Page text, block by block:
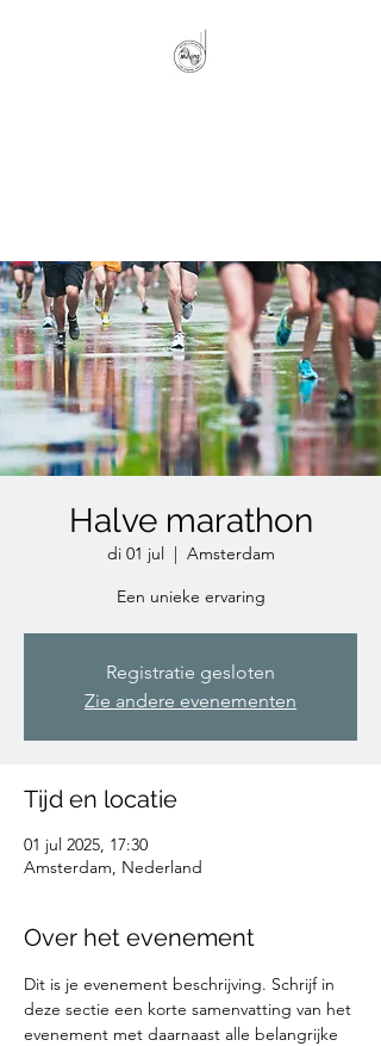
Halve marathon
di 01 jul
  |
Amsterdam
Een unieke ervaring
Registratie gesloten
Zie andere evenementen
Tijd en locatie
01 jul 2025, 17:30
Amsterdam, Nederland
Over het evenement
Dit is je evenement beschrijving. Schrijf in
deze sectie een korte samenvatting van het
evenement met daarnaast alle belangrijke